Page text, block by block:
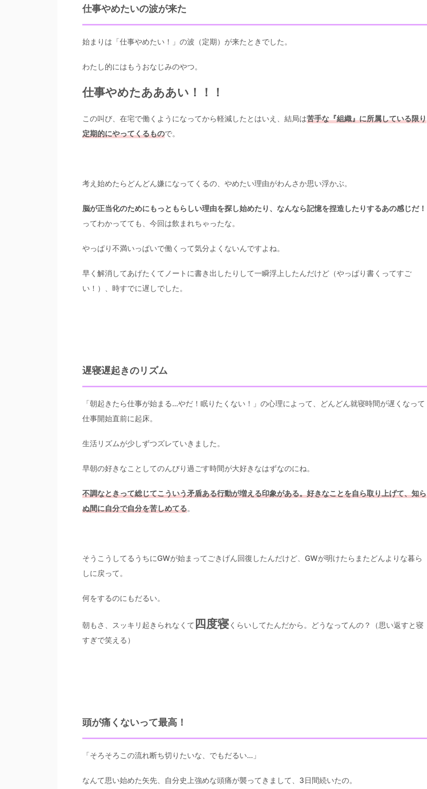
仕事やめたいの波が来た
始まりは「仕事やめたい！」の波（定期）が来たときでした。
わたし的にはもうおなじみのやつ。
仕事やめたあああい！！！
この叫び、在宅で働くようになってから軽減したとはいえ、結局は苦手な『組織』に所属している限り
定期的にやってくるもので。
考え始めたらどんどん嫌になってくるの、やめたい理由がわんさか思い浮かぶ。
脳が正当化のためにもっともらしい理由を探し始めたり、なんなら記憶を捏造したりするあの感じだ！
ってわかってても、今回は飲まれちゃったな。
やっぱり不満いっぱいで働くって気分よくないんですよね。
早く解消してあげたくてノートに書き出したりして一瞬浮上したんだけど（やっぱり書くってすご
い！）、時すでに遅しでした。
遅寝遅起きのリズム
「朝起きたら仕事が始まる…やだ！眠りたくない！」の心理によって、どんどん就寝時間が遅くなって
仕事開始直前に起床。
生活リズムが少しずつズレていきました。
早朝の好きなことしてのんびり過ごす時間が大好きなはずなのにね。
不調なときって総じてこういう矛盾ある行動が増える印象がある。好きなことを自ら取り上げて、知ら
ぬ間に自分で自分を苦しめてる。
そうこうしてるうちにGWが始まってごきげん回復したんだけど、GWが明けたらまたどんよりな暮ら
しに戻って。
何をするのにもだるい。
朝もさ、スッキリ起きられなくて 四度寝 くらいしてたんだから。どうなってんの？（思い返すと寝
すぎで笑える）
頭が痛くないって最高！
「そろそろこの流れ断ち切りたいな、でもだるい…」
なんて思い始めた矢先、自分史上強めな頭痛が襲ってきまして、3日間続いたの。